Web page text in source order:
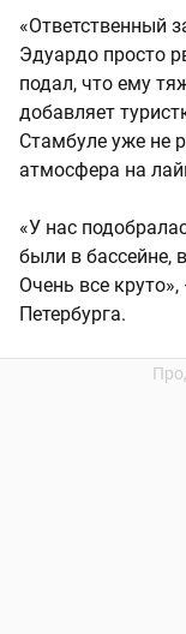
«Ответственный
Эдуардо просто
подал, что ему
добавляет
Стамбуле уже не
атмосфера на
«У нас
были в бассейне,
Очень все
Петербурга.